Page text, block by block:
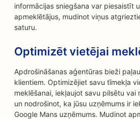
informācijas sniegšana var piesaistīt
apmeklētājus, mudinot viņus
saturu.
Optimizēt vietējai
Apdrošināšanas aģentūras bieži
klientiem. Optimizējiet savu tīmekļa
meklēšanai, iekļaujot savu pilsētu vai
un nodrošinot, ka jūsu uzņēmums ir
Google Mans uzņēmums. Mudinot